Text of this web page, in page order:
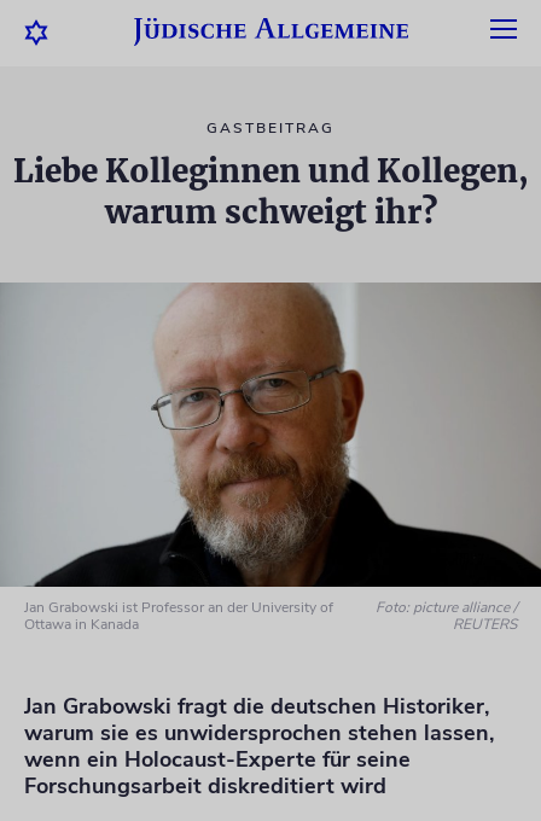
GASTBEITRAG
Liebe Kolleginnen und Kollegen,
warum schweigt ihr?
Jan Grabowski ist Professor an der University of
Ottawa in Kanada
Foto: picture alliance /
REUTERS
Jan Grabowski fragt die deutschen Historiker,
warum sie es unwidersprochen stehen lassen,
wenn ein Holocaust-Experte für seine
Forschungsarbeit diskreditiert wird